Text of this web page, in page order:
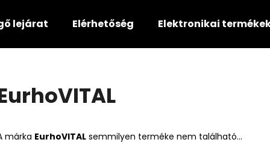
lejárat Elérhetőség Elektronikai
márka EurhoVITAL semmilyen terméke nem található...